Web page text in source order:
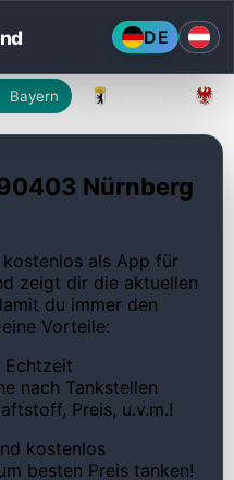
DE
Bayern
Nürnberg
als App für
zeigt dir die aktuellen
du immer den
Vorteile:
Echtzeit
nach Tankstellen
Preis, u.v.m.!
kostenlos
besten Preis tanken!